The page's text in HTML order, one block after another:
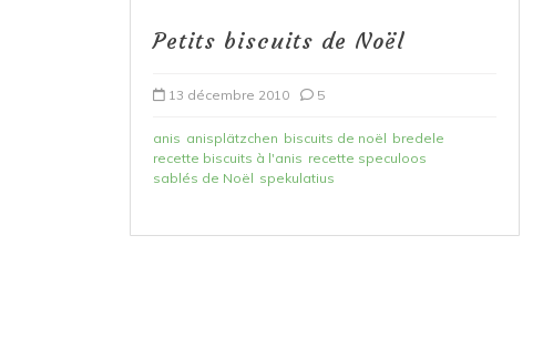
Petits biscuits de Noël
13 décembre 2010 5
anis anisplätzchen biscuits de noël bredele
recette biscuits à l'anis recette speculoos
sablés de Noël spekulatius
fondue de poireau à l’orange
et tuile épicée
6 mars 2020 0